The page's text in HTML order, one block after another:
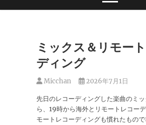
ミックス＆リモー
ディング
Micchan 2026年7月1日
先日のレコーディングした楽曲のミ
ら、19時から海外とリモートレコー
モートレコーディングも慣れたもの